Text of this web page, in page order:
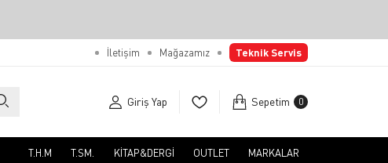
İletişim Mağazamız Teknik Servis
Giriş Yap Sepetim 0
T.H.M T.SM. KİTAP&DERGİ OUTLET MARKALAR